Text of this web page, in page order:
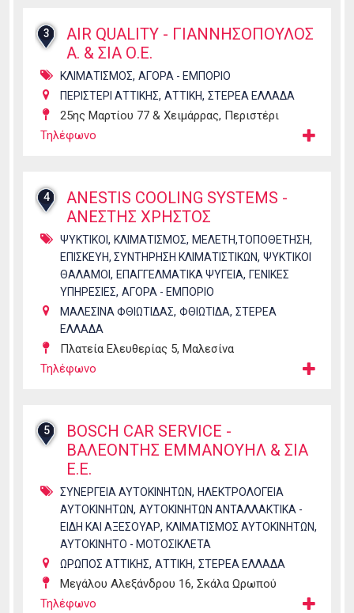
3
AIR QUALITY - ΓΙΑΝΝΗΣΟΠΟΥΛΟΣ
Α. & ΣΙΑ Ο.Ε.
ΚΛΙΜΑΤΙΣΜΟΣ, ΑΓΟΡΑ - ΕΜΠΟΡΙΟ
ΠΕΡΙΣΤΕΡΙ ΑΤΤΙΚΗΣ, ΑΤΤΙΚΗ, ΣΤΕΡΕΑ ΕΛΛΑΔΑ
25ης Μαρτίου 77 & Χειμάρρας, Περιστέρι
Τηλέφωνο
4
ANESTIS COOLING SYSTEMS -
ΑΝΕΣΤΗΣ ΧΡΗΣΤΟΣ
ΨΥΚΤΙΚΟΙ , ΚΛΙΜΑΤΙΣΜΟΣ, ΜΕΛΕΤΗ,ΤΟΠΟΘΕΤΗΣΗ,
ΕΠΙΣΚΕΥΗ, ΣΥΝΤΗΡΗΣΗ ΚΛΙΜΑΤΙΣΤΙΚΩΝ, ΨΥΚΤΙΚΟΙ
ΘΑΛΑΜΟΙ , ΕΠΑΓΓΕΛΜΑΤΙΚΑ ΨΥΓΕΙΑ, ΓΕΝΙΚΕΣ
ΥΠΗΡΕΣΙΕΣ, ΑΓΟΡΑ - ΕΜΠΟΡΙΟ
ΜΑΛΕΣΙΝΑ ΦΘΙΩΤΙΔΑΣ, ΦΘΙΩΤΙΔΑ, ΣΤΕΡΕΑ
ΕΛΛΑΔΑ
Πλατεία Ελευθερίας 5, Μαλεσίνα
Τηλέφωνο
5
BOSCH CAR SERVICE -
ΒΑΛΕΟΝΤΗΣ ΕΜΜΑΝΟΥΗΛ & ΣΙΑ
Ε.Ε.
ΣΥΝΕΡΓΕΙΑ ΑΥΤΟΚΙΝΗΤΩΝ, ΗΛΕΚΤΡΟΛΟΓΕΙΑ
ΑΥΤΟΚΙΝΗΤΩΝ, ΑΥΤΟΚΙΝΗΤΩΝ ΑΝΤΑΛΛΑΚΤΙΚΑ -
ΕΙΔΗ ΚΑΙ ΑΞΕΣΟΥΑΡ, ΚΛΙΜΑΤΙΣΜΟΣ ΑΥΤΟΚΙΝΗΤΩΝ,
ΑΥΤΟΚΙΝΗΤΟ - ΜΟΤΟΣΙΚΛΕΤΑ
ΩΡΩΠΟΣ ΑΤΤΙΚΗΣ, ΑΤΤΙΚΗ, ΣΤΕΡΕΑ ΕΛΛΑΔΑ
Μεγάλου Αλεξάνδρου 16, Σκάλα Ωρωπού
Τηλέφωνο